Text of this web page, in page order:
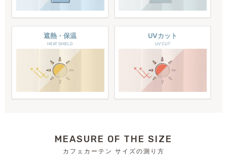
遮熱・保温
HEAT SHIELD
UVカット
UV CUT
MEASURE OF THE SIZE
カフェカーテン サイズの測り方